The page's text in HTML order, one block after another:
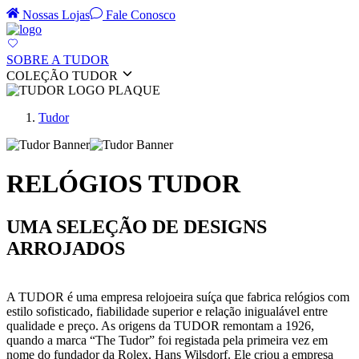
Nossas Lojas Fale Conosco
SOBRE A TUDOR
COLEÇÃO TUDOR
Tudor
RELÓGIOS TUDOR
UMA SELEÇÃO DE DESIGNS
ARROJADOS
A TUDOR é uma empresa relojoeira suíça que fabrica relógios com
estilo sofisticado, fiabilidade superior e relação inigualável entre
qualidade e preço. As origens da TUDOR remontam a 1926,
quando a marca “The Tudor” foi registada pela primeira vez em
nome do fundador da Rolex, Hans Wilsdorf. Ele criou a empresa